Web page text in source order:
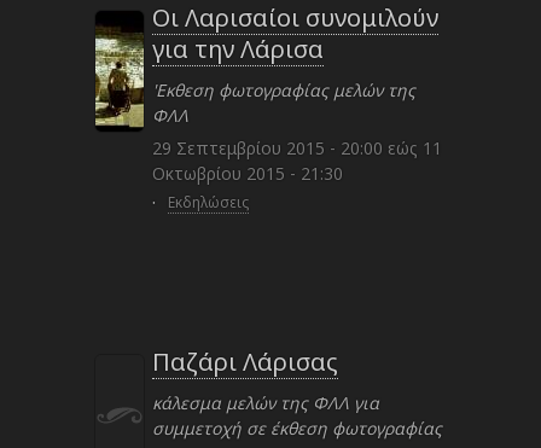
Οι Λαρισαίοι συνομιλούν
για την Λάρισα
'Εκθεση φωτογραφίας μελών της
ΦΛΛ
29 Σεπτεμβρίου 2015 - 20:00 εώς 11
Οκτωβρίου 2015 - 21:30
· Εκδηλώσεις
Παζάρι Λάρισας
κάλεσμα μελών της ΦΛΛ για
συμμετοχή σε έκθεση φωτογραφίας